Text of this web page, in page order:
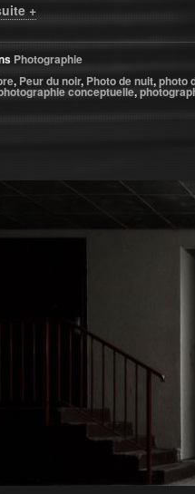
+
Photographie
, Peur du noir, Photo de nuit,photo
conceptuelle,